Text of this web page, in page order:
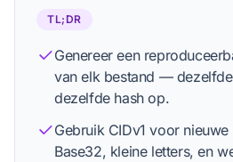
TL;DR
Genereer een
van elk bestand —
dezelfde hash op.
Gebruik CIDv1 voor
Base32, kleine letters, en